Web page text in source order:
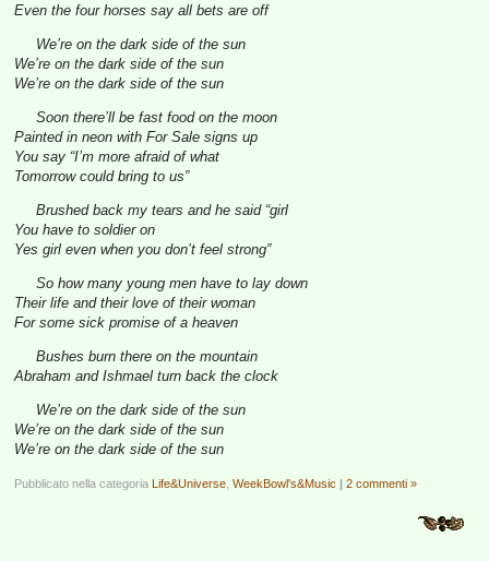
Even the four horses say all bets are off
We’re on the dark side of the sun
We’re on the dark side of the sun
We’re on the dark side of the sun
Soon there’ll be fast food on the moon
Painted in neon with For Sale signs up
You say “I’m more afraid of what
Tomorrow could bring to us”
Brushed back my tears and he said “girl
You have to soldier on
Yes girl even when you don’t feel strong”
So how many young men have to lay down
Their life and their love of their woman
For some sick promise of a heaven
Bushes burn there on the mountain
Abraham and Ishmael turn back the clock
We’re on the dark side of the sun
We’re on the dark side of the sun
We’re on the dark side of the sun
Pubblicato nella categoria Life&Universe WeekBowl's&Music | 2 commenti »